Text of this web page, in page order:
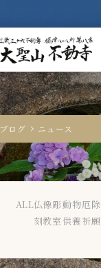
ブログ ニュース
ALL仏像彫
刻教室
動物
供養
厄除
祈願